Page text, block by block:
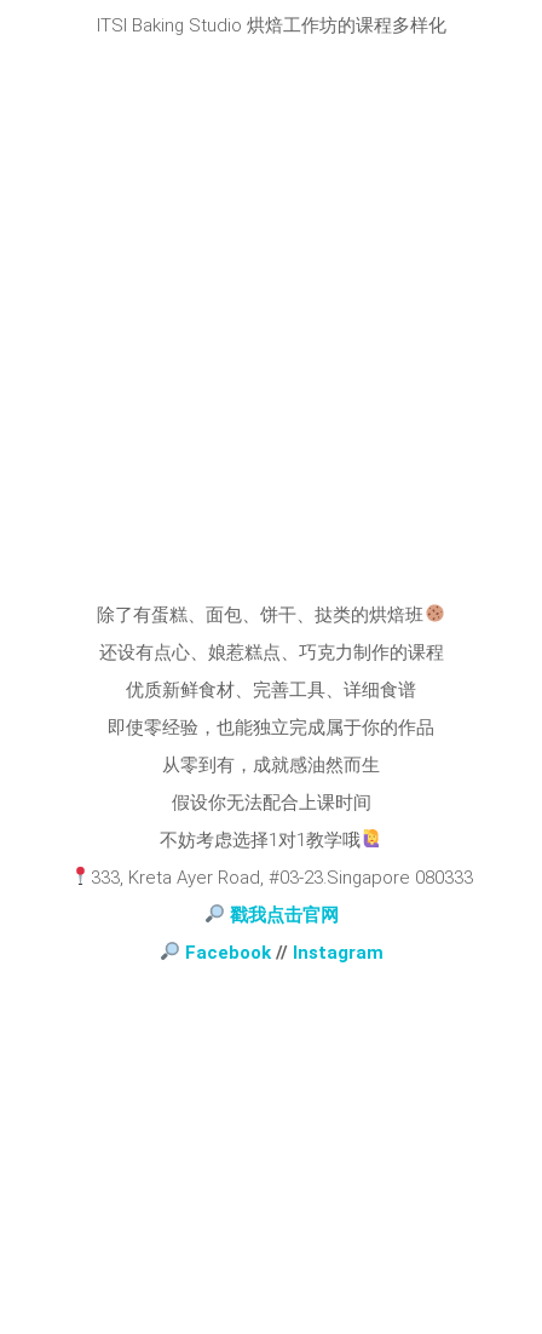
ITSI Baking Studio 烘焙工作坊的课程多样化
除了有蛋糕、面包、饼干、挞类的烘焙班
还设有点心、娘惹糕点、巧克力制作的课程
优质新鲜食材、完善工具、详细食谱
即使零经验，也能独立完成属于你的作品
从零到有，成就感油然而生
假设你无法配合上课时间
不妨考虑选择1对1教学哦
333, Kreta Ayer Road, #03-23.Singapore 080333
戳我点击官网
Facebook// Instagram